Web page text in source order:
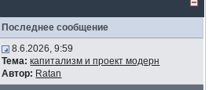
Последнее сообщение
8.6.2026, 9:59
Тема: капитализм и проект модерн
Автор: Ratan